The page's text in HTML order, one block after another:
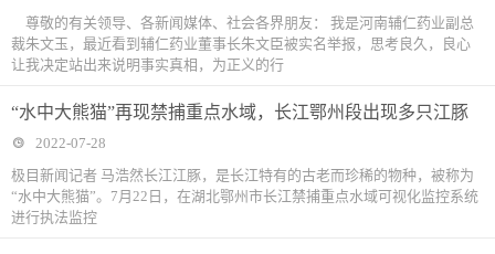
尊敬的有关领导、各新闻媒体、社会各界朋友： 我是河南辅仁药业副总
裁朱文玉，最近看到辅仁药业董事长朱文臣被实名举报，思考良久，良心
让我决定站出来说明事实真相，为正义的行
“水中大熊猫”再现禁捕重点水域，长江鄂州段出现多只江豚
2022-07-28
极目新闻记者 马浩然长江江豚，是长江特有的古老而珍稀的物种，被称为
“水中大熊猫”。7月22日，在湖北鄂州市长江禁捕重点水域可视化监控系统
进行执法监控